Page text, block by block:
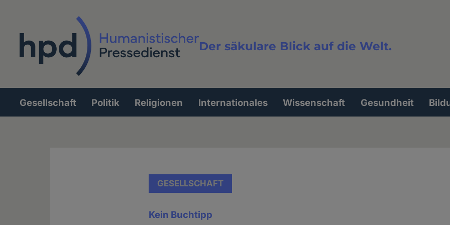
Der säkulare Blick auf die Welt.
Volltextsuche
Hauptnavigation
Gesellschaft Politik Religionen Internationales Wissenschaft Gesundheit
GESELLSCHAFT
Kein Buchtipp